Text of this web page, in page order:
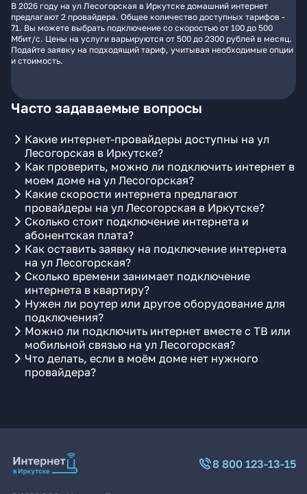
В 2026 году на ул Лесогорская в Иркутске домашний интернет
предлагают 2 провайдера. Общее количество доступных тарифов -
71. Вы можете выбрать подключение со скоростью от 100 до 500
Мбит/с. Цены на услуги варьируются от 500 до 2300 рублей в месяц.
Подайте заявку на подходящий тариф, учитывая необходимые опции
и стоимость.
Часто задаваемые вопросы
Какие интернет-провайдеры доступны на ул
Лесогорская в Иркутске?
Как проверить, можно ли подключить интернет в
моем доме на ул Лесогорская?
Какие скорости интернета предлагают
провайдеры на ул Лесогорская в Иркутске?
Сколько стоит подключение интернета и
абонентская плата?
Как оставить заявку на подключение интернета
на ул Лесогорская?
Сколько времени занимает подключение
интернета в квартиру?
Нужен ли роутер или другое оборудование для
подключения?
Можно ли подключить интернет вместе с ТВ или
мобильной связью на ул Лесогорская?
Что делать, если в моём доме нет нужного
провайдера?
8 800 123-13-15